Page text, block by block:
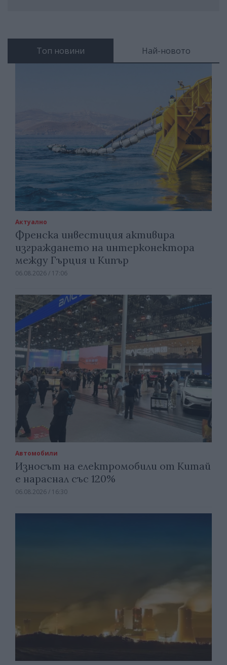
Топ новини Най-новото
Актуално
Френска инвестиция активира
изграждането на интерконектора
между Гърция и Кипър
06.08.2026 / 17:06
Автомобили
Износът на електромобили от Китай
е нараснал със 120%
06.08.2026 / 16:30